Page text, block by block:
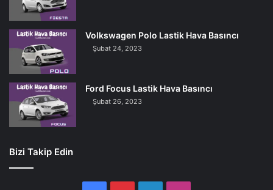
Volkswagen Polo Lastik Hava Basıncı
Şubat 24, 2023
Ford Focus Lastik Hava Basıncı
Şubat 26, 2023
Bizi Takip Edin